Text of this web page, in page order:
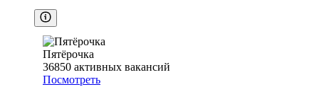
Пятёрочка
36850 активных вакансий
Посмотреть